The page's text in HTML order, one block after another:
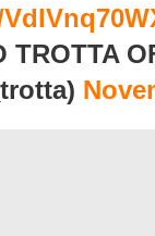
TROTTA